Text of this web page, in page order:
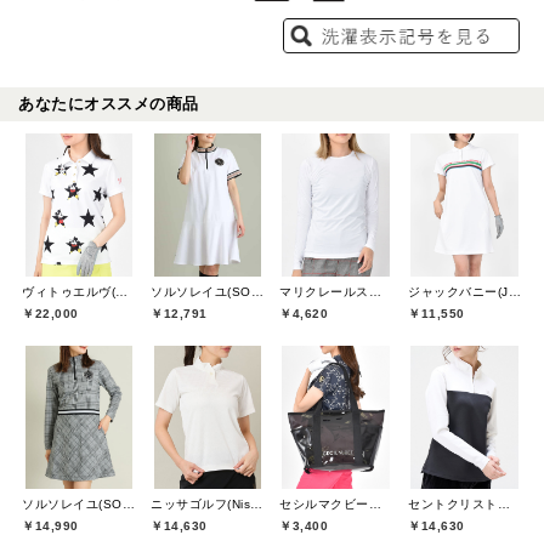
あなたにオススメの商品
ヴィトゥエルヴ(V12)
￥22,000
ソルソレイユ(SOUS LE SOLEIL)
￥12,791
マリクレールスポール(marie claire sport)
￥4,620
ジャックバニー(Jack Bunny)
￥11,550
ソルソレイユ(SOUS LE SOLEIL)
￥14,990
ニッサゴルフ(Nissa Golf)
￥14,630
セシルマクビーグリーン(CECIL McBEE green)
￥3,400
セントクリストファーゴルフ(St.ChristopherGolf)
￥14,630